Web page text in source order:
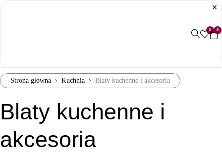
0 0
Strona główna Kuchnia Blaty kuchenne i akcesoria
Blaty kuchenne i
akcesoria